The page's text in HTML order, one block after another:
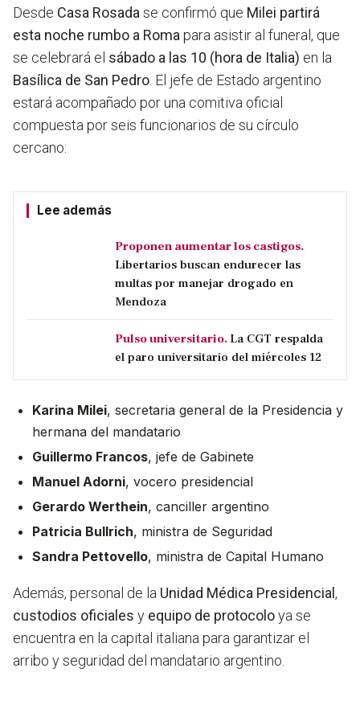
Desde Casa Rosada se confirmó que Milei partirá
esta noche rumbo a Roma para asistir al funeral, que
se celebrará el sábado a las 10 (hora de Italia) en la
Basílica de San Pedro . El jefe de Estado argentino
estará acompañado por una comitiva oficial
compuesta por seis funcionarios de su círculo
cercano:
Lee además
Proponen aumentar los castigos.
Libertarios buscan endurecer las
multas por manejar drogado en
Mendoza
Pulso universitario. La CGT respalda
el paro universitario del miércoles 12
Karina Milei, secretaria general de la Presidencia y
hermana del mandatario
Guillermo Francos, jefe de Gabinete
Manuel Adorni, vocero presidencial
Gerardo Werthein, canciller argentino
Patricia Bullrich, ministra de Seguridad
Sandra Pettovello, ministra de Capital Humano
Además, personal de la Unidad Médica Presidencial ,
custodios oficiales y equipo de protocoloya se
encuentra en la capital italiana para garantizar el
arribo y seguridad del mandatario argentino.